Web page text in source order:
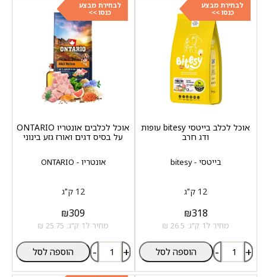
לבחירת מבצע
כנסו >>
בייטסי - bitesy
אוכל לכלב בייטסי bitesy עופות
ודג חרב
12 ק"ג
₪318
מחיר ל1 ק"ג: 26.5 ₪
- + הוספה לסל
לבחירת מבצע
כנסו >>
אונטריו - ONTARIO
אוכל לכלבים אונטריו ONTARIO
על בסיס דגים ואורז גזע בינוני
12 ק"ג
₪309
מחיר ל1 ק"ג: 25.75 ₪
- + הוספה לסל